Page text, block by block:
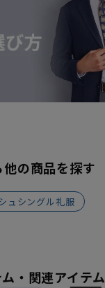
の商品を探す
ュシングル礼服
・関連アイテム